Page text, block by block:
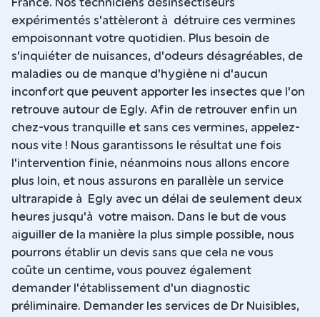
France. Nos techniciens désinsectiseurs
expérimentés s'attèleront à détruire ces vermines
empoisonnant votre quotidien. Plus besoin de
s'inquiéter de nuisances, d'odeurs désagréables, de
maladies ou de manque d'hygiène ni d'aucun
inconfort que peuvent apporter les insectes que l'on
retrouve autour de Egly. Afin de retrouver enfin un
chez-vous tranquille et sans ces vermines, appelez-
nous vite ! Nous garantissons le résultat une fois
l'intervention finie, néanmoins nous allons encore
plus loin, et nous assurons en parallèle un service
ultrarapide à Egly avec un délai de seulement deux
heures jusqu'à votre maison. Dans le but de vous
aiguiller de la manière la plus simple possible, nous
pourrons établir un devis sans que cela ne vous
coûte un centime, vous pouvez également
demander l'établissement d'un diagnostic
préliminaire. Demander les services de Dr Nuisibles,